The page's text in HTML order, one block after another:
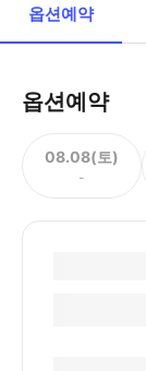
옵션예약
옵션예약
08.08(토)
-